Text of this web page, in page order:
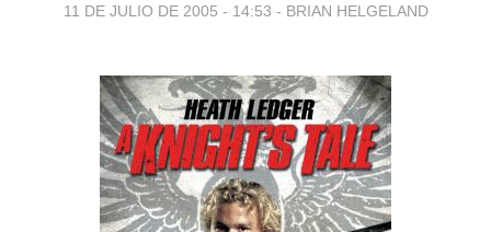
11 DE JULIO DE 2005 - 14:53 - BRIAN HELGELAND